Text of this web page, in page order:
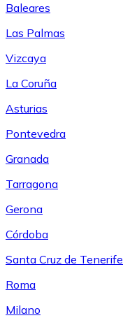
Baleares
Las Palmas
Vizcaya
La Coruña
Asturias
Pontevedra
Granada
Tarragona
Gerona
Córdoba
Santa Cruz de Tenerife
Roma
Milano